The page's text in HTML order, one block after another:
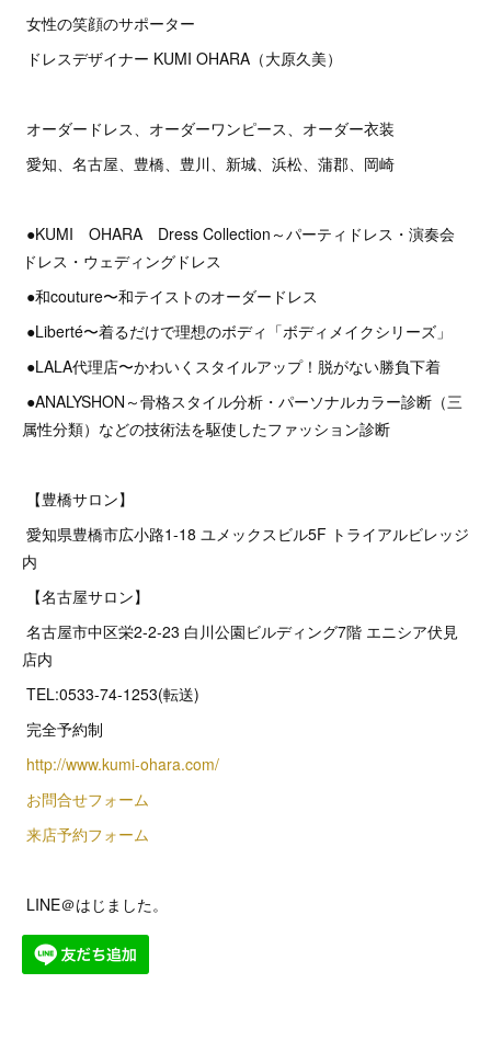
女性の笑顔のサポーター
ドレスデザイナー KUMI OHARA（大原久美）
オーダードレス、オーダーワンピース、オーダー衣装
愛知、名古屋、豊橋、豊川、新城、浜松、蒲郡、岡崎
●KUMI OHARA Dress Collection～パーティドレス・演奏会
ドレス・ウェディングドレス
●和couture〜和テイストのオーダードレス
●Liberté〜着るだけで理想のボディ「ボディメイクシリーズ」
●LALA代理店〜かわいくスタイルアップ！脱がない勝負下着
●ANALYSHON～骨格スタイル分析・パーソナルカラー診断（三
属性分類）などの技術法を駆使したファッション診断
【豊橋サロン】
愛知県豊橋市広小路1-18 ユメックスビル5F トライアルビレッジ
内
【名古屋サロン】
名古屋市中区栄2‐2‐23 白川公園ビルディング7階 エニシア伏見
店内
TEL:0533-74-1253(転送)
完全予約制
http://www.kumi-ohara.com/
お問合せフォーム
来店予約フォーム
LINE＠はじました。